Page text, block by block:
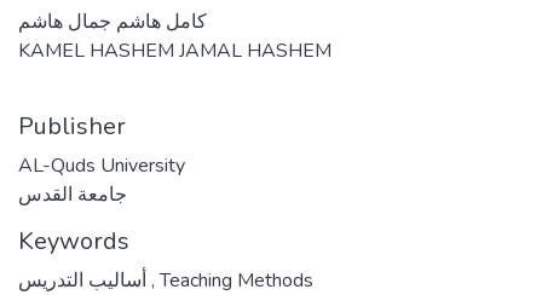
كامل هاشم جمال هاشم
KAMEL HASHEM JAMAL HASHEM
Publisher
AL-Quds University
جامعة القدس
Keywords
,Teaching Methods